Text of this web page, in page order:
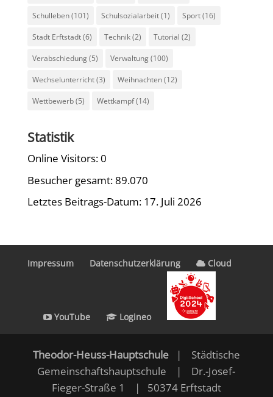
Schulleben(101) Schulsozialarbeit(1) Sport(16)
Stadt Erftstadt(6) Technik(2) Tutorial (2)
Verabschiedung(5) Verwaltung(100)
Wechselunterricht(3) Weihnachten(12)
Wettbewerb(5) Wettkampf(14)
Statistik
Online Visitors:0
Besucher gesamt:89.070
Letztes Beitrags-Datum: 17. Juli 2026
Impressum Datenschutzerklärung Cloud
YouTube Logineo
Theodor-Heuss-Hauptschule| Städtische
Gemeinschaftshauptschule | Dr.-Josef-
Fieger-Straße 1 | 50374 Erftstadt